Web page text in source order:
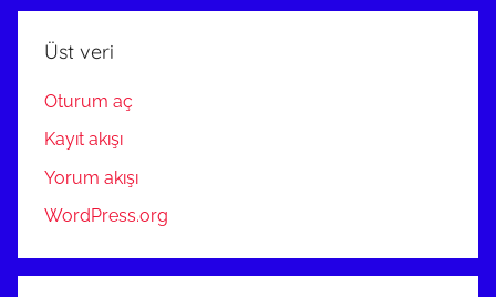
ANKARA
Üst veri
Oturum aç
Kayıt akışı
Yorum akışı
WordPress.org